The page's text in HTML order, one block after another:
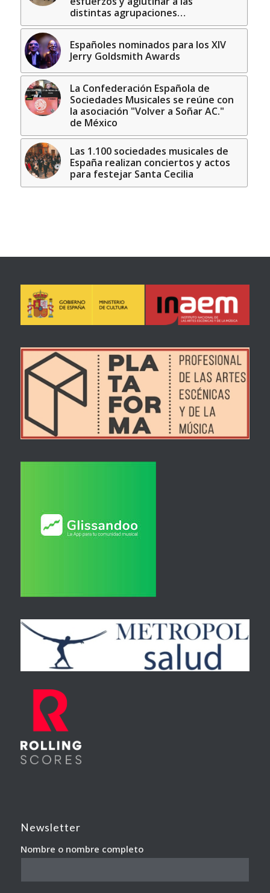
distintas agrupaciones…
Españoles nominados para los XIV
Jerry Goldsmith Awards
La Confederación Española de
Sociedades Musicales se reúne con
la asociación "Volver a Soñar AC."
de México
Las 1.100 sociedades musicales de
España realizan conciertos y actos
para festejar Santa Cecilia
Newsletter
Nombre o nombre completo